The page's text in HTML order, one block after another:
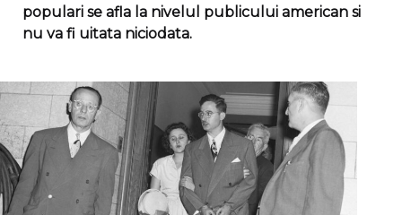
populari se afla la nivelul publicului american si
nu va fi uitata niciodata.